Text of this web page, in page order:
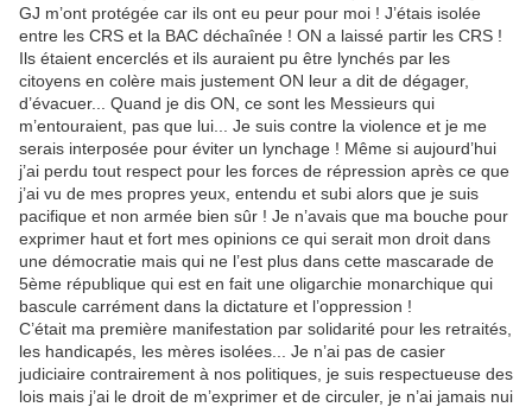
GJ m’ont protégée car ils ont eu peur pour moi ! J’étais isolée
entre les CRS et la BAC déchaînée ! ON a laissé partir les CRS !
Ils étaient encerclés et ils auraient pu être lynchés par les
citoyens en colère mais justement ON leur a dit de dégager,
d’évacuer... Quand je dis ON, ce sont les Messieurs qui
m’entouraient, pas que lui... Je suis contre la violence et je me
serais interposée pour éviter un lynchage ! Même si aujourd’hui
j’ai perdu tout respect pour les forces de répression après ce que
j’ai vu de mes propres yeux, entendu et subi alors que je suis
pacifique et non armée bien sûr ! Je n’avais que ma bouche pour
exprimer haut et fort mes opinions ce qui serait mon droit dans
une démocratie mais qui ne l’est plus dans cette mascarade de
5ème république qui est en fait une oligarchie monarchique qui
bascule carrément dans la dictature et l’oppression !
C’était ma première manifestation par solidarité pour les retraités,
les handicapés, les mères isolées... Je n’ai pas de casier
judiciaire contrairement à nos politiques, je suis respectueuse des
lois mais j’ai le droit de m’exprimer et de circuler, je n’ai jamais nui